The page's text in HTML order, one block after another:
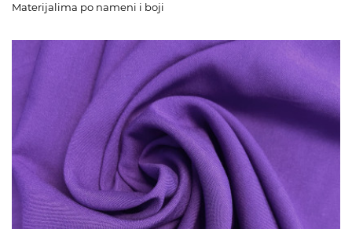
Materijalima po nameni i boji